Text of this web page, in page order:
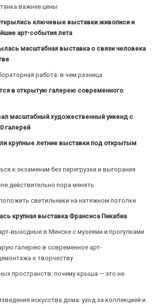
важнее цены
ключевые выставки живописи и
арт-события лета
масштабная выставка о связи человека
работа: в чем разница
в открытую галерею современного
масштабный художественный уикенд с
галерей
крупные летние выставки под открытым
к экзаменам без перегрузки и выгорания
действительно пора менять
светильники на натяжном потолке
крупная выставка Франсиса Пикабиа
выходные в Минске с музеями и прогулками
галерею в современное арт-
к творчеству
пространств: почему крыша — это не
искусства дома: уход за коллекцией и